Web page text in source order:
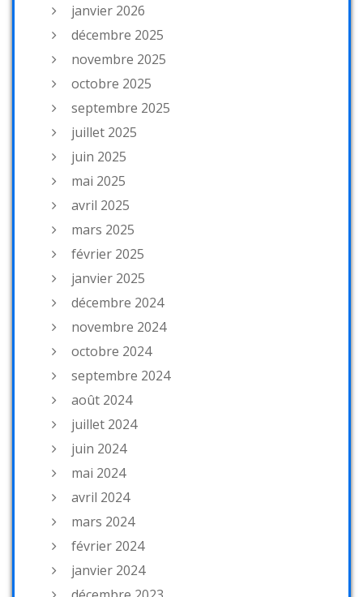
janvier 2026
décembre 2025
novembre 2025
octobre 2025
septembre 2025
juillet 2025
juin 2025
mai 2025
avril 2025
mars 2025
février 2025
janvier 2025
décembre 2024
novembre 2024
octobre 2024
septembre 2024
août 2024
juillet 2024
juin 2024
mai 2024
avril 2024
mars 2024
février 2024
janvier 2024